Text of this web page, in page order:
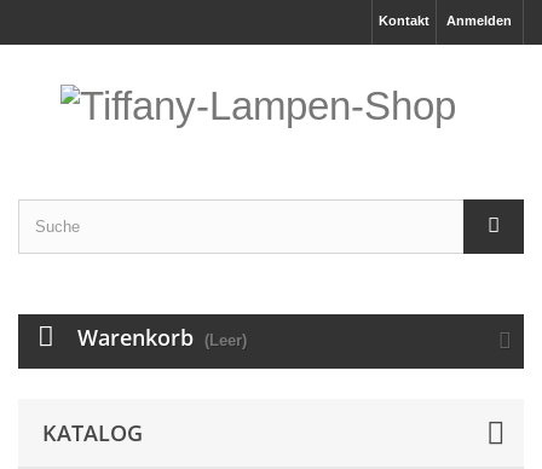
Anmelden
Kontakt
Warenkorb (Leer)
KATALOG